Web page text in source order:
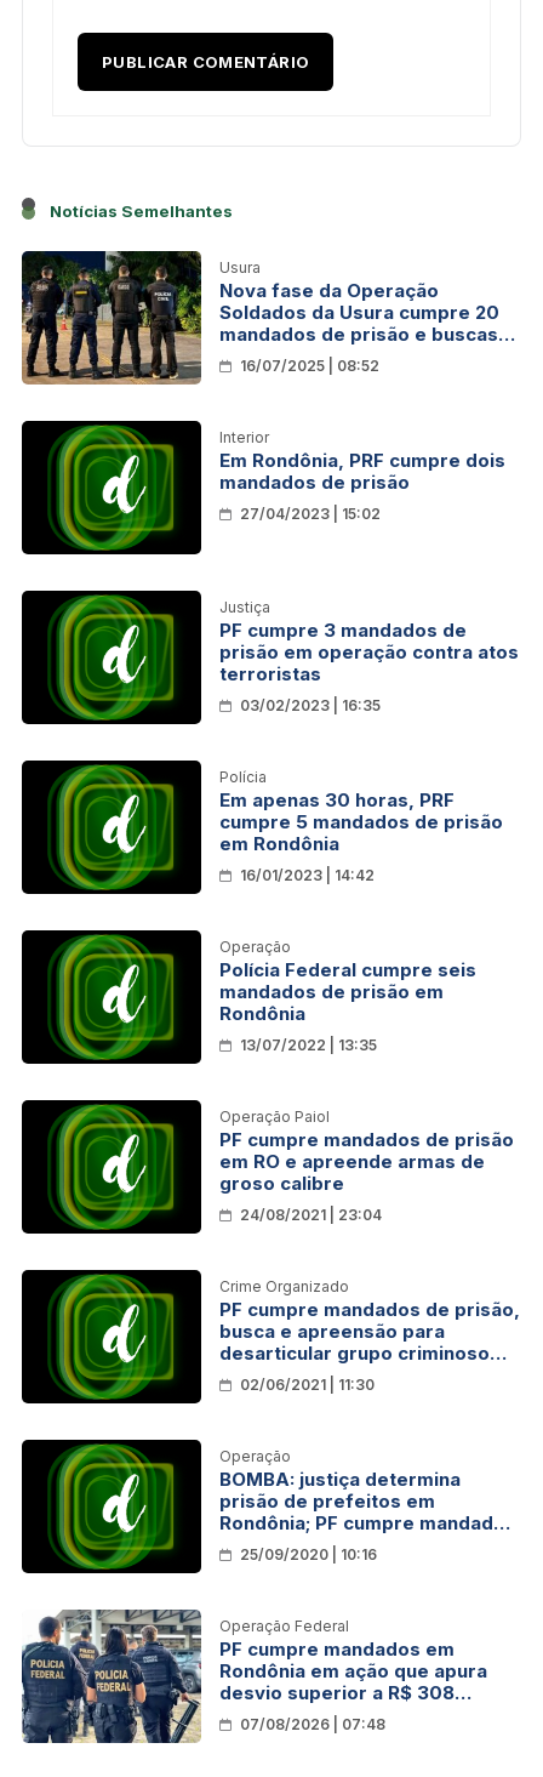
Notícias Semelhantes
Usura
Nova fase da Operação
Soldados da Usura cumpre 20
mandados de prisão e buscas
em Rondônia
16/07/2025 | 08:52
Interior
Em Rondônia, PRF cumpre dois
mandados de prisão
27/04/2023 | 15:02
Justiça
PF cumpre 3 mandados de
prisão em operação contra atos
terroristas
03/02/2023 | 16:35
Polícia
Em apenas 30 horas, PRF
cumpre 5 mandados de prisão
em Rondônia
16/01/2023 | 14:42
Operação
Polícia Federal cumpre seis
mandados de prisão em
Rondônia
13/07/2022 | 13:35
Operação Paiol
PF cumpre mandados de prisão
em RO e apreende armas de
groso calibre
24/08/2021 | 23:04
Crime Organizado
PF cumpre mandados de prisão,
busca e apreensão para
desarticular grupo criminoso
em RO, MG e MT
02/06/2021 | 11:30
Operação
BOMBA: justiça determina
prisão de prefeitos em
Rondônia; PF cumpre mandados
contra “propineiros” e tem
deputado envolvido
25/09/2020 | 10:16
Operação Federal
PF cumpre mandados em
Rondônia em ação que apura
desvio superior a R$ 308
milhões
07/08/2026 | 07:48